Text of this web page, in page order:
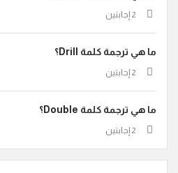
‫2 إجابتين
ما هي ترجمة كلمة Drill؟
‫2 إجابتين
ما هي ترجمة كلمة Double؟
‫2 إجابتين